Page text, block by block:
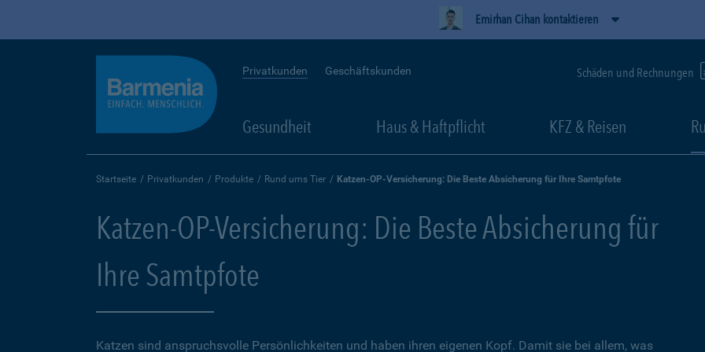
Emirhan Cihan kontaktieren
Privatkunden Geschäftskunden Schäden und Rechnungen
Gesundheit Haus & Haftpflicht KFZ & Reisen
Startseite Privatkunden Produkte Rund ums Tier Katzen-OP-Versicherung: Die Beste Absicherung für Ihre Samtpfote
Katzen-OP-Versicherung: Die Beste Absicherung für
Ihre Samtpfote
Katzen sind anspruchsvolle Persönlichkeiten und haben ihren eigenen Kopf. Damit sie bei allem, was